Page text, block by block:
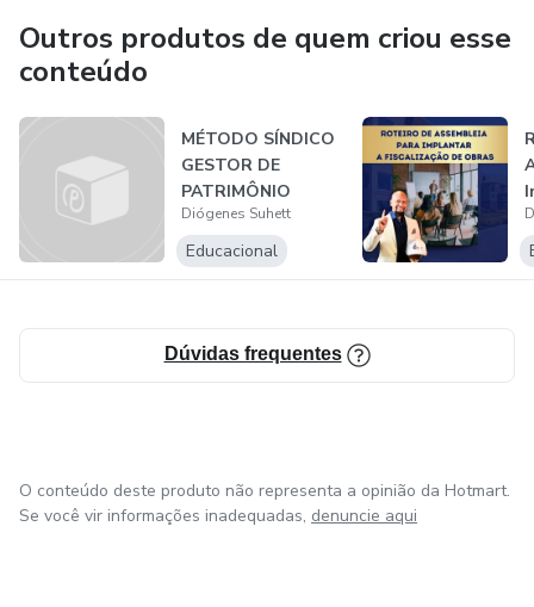
Outros produtos de quem criou esse
conteúdo
MÉTODO SÍNDICO
GESTOR DE
PATRIMÔNIO
Diógenes Suhett
Educacional
Dúvidas frequentes
O conteúdo deste produto não representa a opinião da Hotmart.
Se você vir informações inadequadas, denuncie aqui